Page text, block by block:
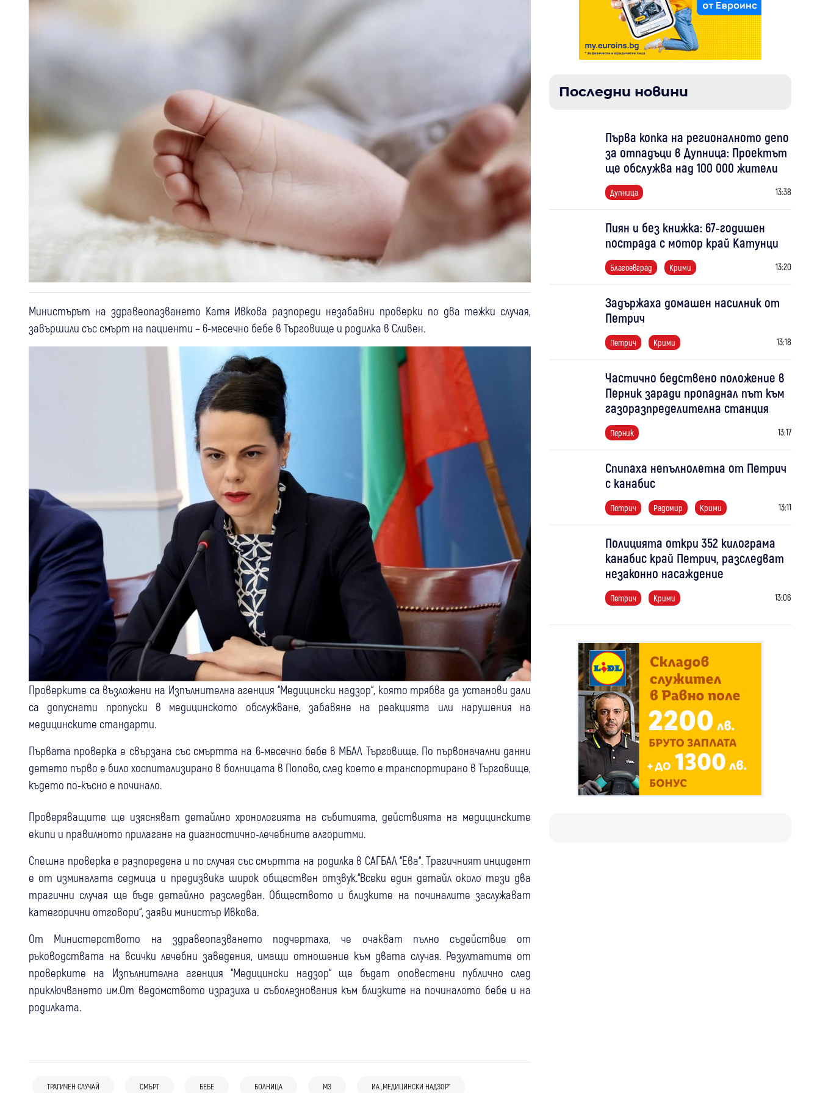
Министърът на здравеопазването Катя Ивкова разпореди незабавни проверки по два тежки случая,
завършили със смърт на пациенти – 6-месечно бебе в Търговище и родилка в Сливен.
Проверките са възложени на Изпълнителна агенция “Медицински надзор“, която трябва да установи дали
са допуснати пропуски в медицинското обслужване, забавяне на реакцията или нарушения на
медицинските стандарти.
Първата проверка е свързана със смъртта на 6-месечно бебе в МБАЛ Търговище. По първоначални данни
детето първо е било хоспитализирано в болницата в Попово, след което е транспортирано в Търговище,
където по-късно е починало.
Проверяващите ще изясняват детайлно хронологията на събитията, действията на медицинските
екипи и правилното прилагане на диагностично-лечебните алгоритми.
Спешна проверка е разпоредена и по случая със смъртта на родилка в САГБАЛ “Ева“. Трагичният инцидент
е от изминалата седмица и предизвика широк обществен отзвук.“Всеки един детайл около тези два
трагични случая ще бъде детайлно разследван. Обществото и близките на починалите заслужават
категорични отговори“, заяви министър Ивкова.
От Министерството на здравеопазването подчертаха, че очакват пълно съдействие от
ръководствата на всички лечебни заведения, имащи отношение към двата случая. Резултатите от
проверките на Изпълнителна агенция “Медицински надзор“ ще бъдат оповестени публично след
приключването им.От ведомството изразиха и съболезнования към близките на починалото бебе и на
родилката.
ТРАГИЧЕН СЛУЧАЙ СМЪРТ БЕБЕ БОЛНИЦА МЗ ИА „МЕДИЦИНСКИ НАДЗОР”
Последни новини
Първа копка на регионалното депо
за отпадъци в Дупница: Проектът
ще обслужва над 100 000 жители
Дупница 13:38
Пиян и без книжка: 67-годишен
пострада с мотор край Катунци
Благоевград Крими 13:20
Задържаха домашен насилник от
Петрич
Петрич Крими 13:18
Частично бедствено положение в
Перник заради пропаднал път към
газоразпределителна станция
Перник 13:17
Спипаха непълнолетна от Петрич
с канабис
Петрич Радомир Крими 13:11
Полицията откри 352 килограма
канабис край Петрич, разследват
незаконно насаждение
Петрич Крими 13:06